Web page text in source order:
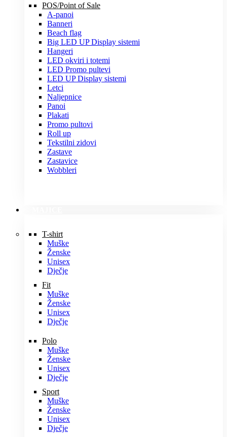
POS/Point of Sale
A-panoi
Banneri
Beach flag
Big LED UP Display sistemi
Hangeri
LED okviri i totemi
LED Promo pultevi
LED UP Display sistemi
Letci
Naljepnice
Panoi
Plakati
Promo pultovi
Roll up
Tekstilni zidovi
Zastave
Zastavice
Wobbleri
T-shirt
Muške
Ženske
Unisex
Dječje
Fit
Muške
Ženske
Unisex
Dječje
Polo
Muške
Ženske
Unisex
Dječje
Sport
Muške
Ženske
Unisex
Dječje